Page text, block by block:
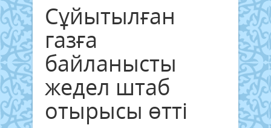
Сұйытылған
газға
байланысты
жедел штаб
отырысы өтті